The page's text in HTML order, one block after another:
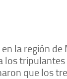
la región
los
que los